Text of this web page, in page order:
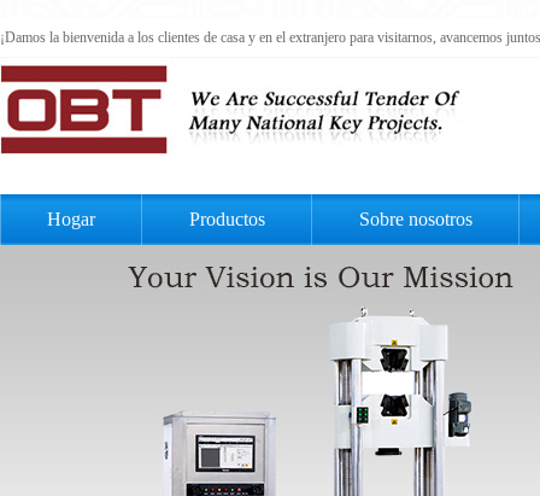
¡Damos la bienvenida a los clientes de casa y en el extranjero para visitarnos, avancemos
Hogar Productos Sobre nosotros